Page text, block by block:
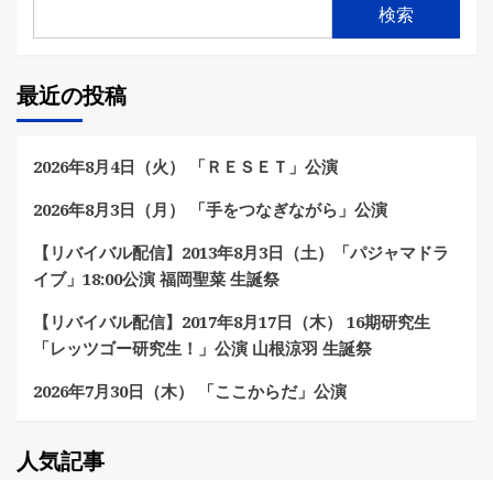
検索
最近の投稿
2026年8月4日（火） 「ＲＥＳＥＴ」公演
2026年8月3日（月） 「手をつなぎながら」公演
【リバイバル配信】2013年8月3日（土）「パジャマドラ
イブ」18:00公演 福岡聖菜 生誕祭
【リバイバル配信】2017年8月17日（木） 16期研究生
「レッツゴー研究生！」公演 山根涼羽 生誕祭
2026年7月30日（木） 「ここからだ」公演
人気記事